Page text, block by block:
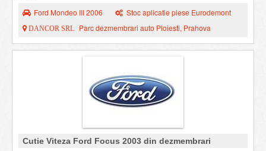
Ford Mondeo III 2006 Stoc aplicatie piese Eurodemont
DANCOR SRL Parc dezmembrari auto Ploiesti, Prahova
Cutie Viteza Ford Focus 2003 din dezmembrari